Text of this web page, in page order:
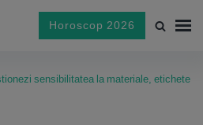
Horoscop 2026
sensibilitatea la materiale, etichete